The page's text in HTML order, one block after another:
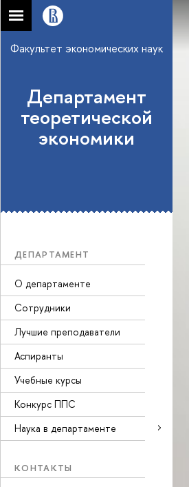
Факультет экономических наук
Департамент
теоретической
экономики
ДЕПАРТАМЕНТ
О департаменте
Сотрудники
Лучшие преподаватели
Аспиранты
Учебные курсы
Конкурс ППС
Наука в департаменте
КОНТАКТЫ